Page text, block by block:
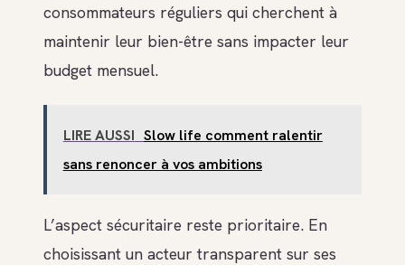
consommateurs réguliers qui cherchent à
maintenir leur bien-être sans impacter leur
budget mensuel.
LIRE AUSSI Slow life comment ralentir
sans renoncer à vos ambitions
L’aspect sécuritaire reste prioritaire. En
choisissant un acteur transparent sur ses